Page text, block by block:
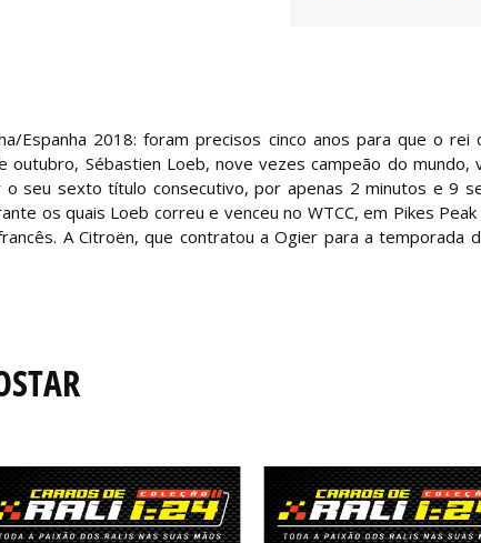
Espanha 2018: foram precisos cinco anos para que o
outubro, Sébastien Loeb, nove vezes campeão do mundo,
seu sexto título consecutivo, por apenas 2 minutos e 9
os quais Loeb correu e venceu no WTCC, em Pikes
A Citroën, que contratou a Ogier para a temporada